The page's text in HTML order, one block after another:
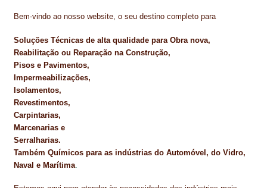
Bem-vindo ao nosso website, o seu destino completo para
Soluções Técnicas de alta qualidade para Obra nova,
Reabilitação ou Reparação na Construção,
Pisos e Pavimentos,
Impermeabilizações,
Isolamentos,
Revestimentos,
Carpintarias,
Marcenarias e
Serralharias.
Também Químicos para as indústrias do Automóvel, do Vidro,
Naval e Marítima.